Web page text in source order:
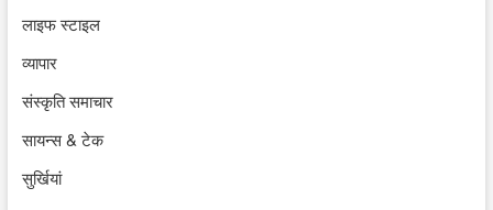
लाइफ स्टाइल
व्यापार
संस्कृति समाचार
सायन्स & टेक
सुर्खियां